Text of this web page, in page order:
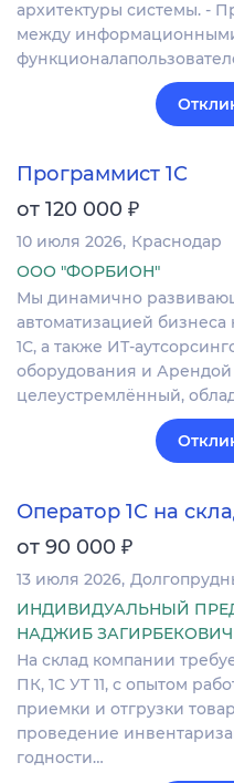
архитектуры системы. -
между информационными
Программист 1С
от 120 000 ₽
10 июля 2026 Краснодар
ООО "ФОРБИОН"
Мы динамично
автоматизацией
1С, а также ИТ-
оборудования и Арендой
целеустремлённый,
Оператор 1С на
от 90 000 ₽
13 июля 2026
ИНДИВИДУАЛЬНЫЙ
НАДЖИБ ЗАГИРБЕКОВИЧ
На склад компании
ПК, 1С УТ 11, с опытом
приемки и отгрузки
проведение
годности…